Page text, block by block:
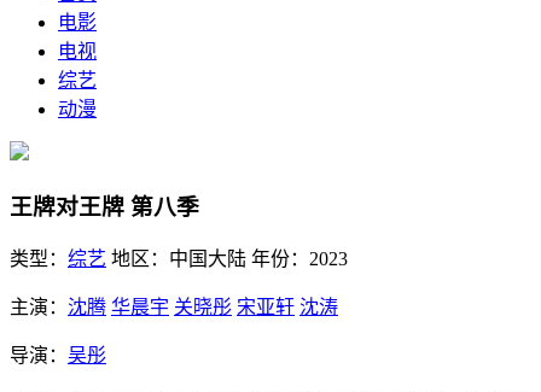
电影
电视
综艺
动漫
王牌对王牌 第八季
类型： 综艺 地区： 中国大陆 年份： 2023
主演： 沈腾 华晨宇 关晓彤 宋亚轩 沈涛
导演： 吴彤